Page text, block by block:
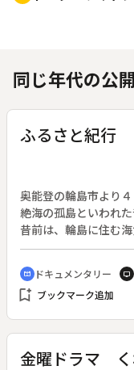
同じ年代の公
ふるさと紀行
奥能登の輪島市より
絶海の孤島といわれ
昔前は、輪島に住む
ころ屋根の素朴な造
なった。島の魚は一
や朝市の女たちで活
て、奥能登の１つの
cinematic_blur ドキュメンタリー tv
bookmark_add ブックマーク追加
金曜ドラマ く